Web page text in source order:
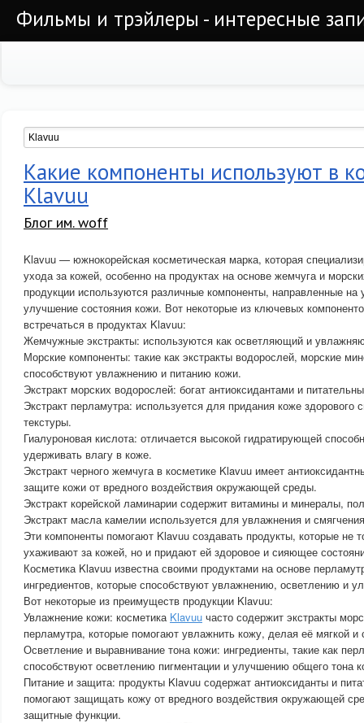
Фильмы и трэйлеры - интересные
Какие компоненты используют в
Klavuu
Блог им. woff
Klavuu — южнокорейская косметическая марка, которая
ухода за кожей, особенно на продуктах на основе жемчуга и
продукции используются различные компоненты, направленные на
улучшение состояния кожи. Вот некоторые из ключевых
встречаться в продуктах Klavuu:
Жемчужные экстракты: используются как осветляющий и
Морские компоненты: такие как экстракты водорослей, морские
способствуют увлажнению и питанию кожи.
Экстракт морских водорослей: богат антиоксидантами и
Экстракт перламутра: используется для придания коже здорового
текстуры.
Гиалуроновая кислота: отличается высокой гидратирующей
удерживать влагу в коже.
Экстракт черного жемчуга в косметике Klavuu имеет
защите кожи от вредного воздействия окружающей среды.
Экстракт корейской ламинарии содержит витамины и минералы,
Экстракт масла камелии используется для увлажнения и
Эти компоненты помогают Klavuu создавать продукты, которые не
ухаживают за кожей, но и придают ей здоровое и сияющее
Косметика Klavuu известна своими продуктами на основе
ингредиентов, которые способствуют увлажнению, осветлению и
Вот некоторые из преимуществ продукции Klavuu:
Увлажнение кожи: косметика Klavuu часто содержит экстракты
перламутра, которые помогают увлажнить кожу, делая её мягкой
Осветление и выравнивание тона кожи: ингредиенты, такие как
способствуют осветлению пигментации и улучшению общего тона
Питание и защита: продукты Klavuu содержат антиоксиданты и
помогают защищать кожу от вредного воздействия окружающей
защитные функции.